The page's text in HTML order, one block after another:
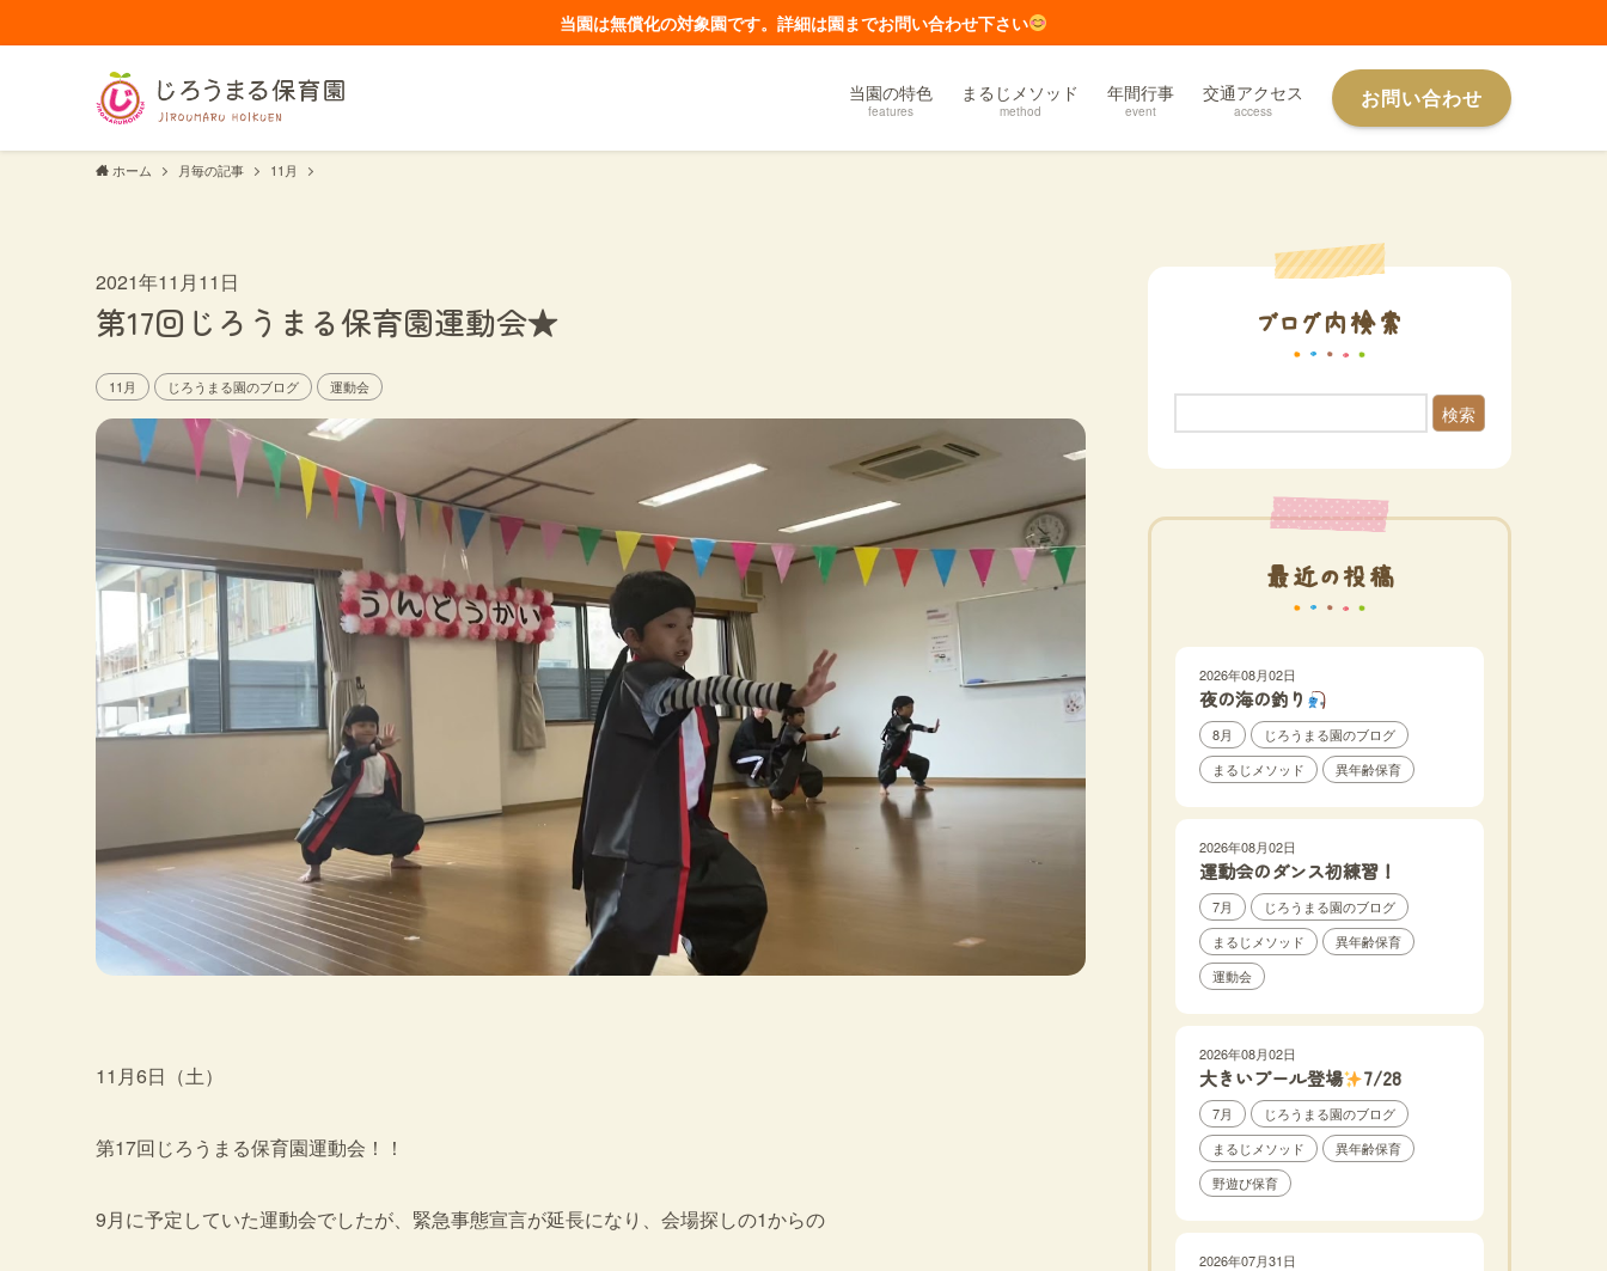
当園は無償化の対象園です。詳細は園までお問い合わせ下さい
当園の特色
features
まるじメソッド
method
年間行事
event
交通アクセス
access お問い合わせ
ホーム 月毎の記事 11月
2021年11月11日
第17回じろうまる保育園運動会★
11月 じろうまる園のブログ 運動会
11月6日（土）
第17回じろうまる保育園運動会！！
9月に予定していた運動会でしたが、緊急事態宣言が延長になり、会場探しの1からの
ブログ内検索
検索
最近の投稿
2026年08月02日
夜の海の釣り
8月
じろうまる園のブログ
まるじメソッド
異年齢保育
2026年08月02日
運動会のダンス初練習！
7月
じろうまる園のブログ
まるじメソッド
異年齢保育
運動会
2026年08月02日
大きいプール登場 7/28
7月
じろうまる園のブログ
まるじメソッド
異年齢保育
野遊び保育
2026年07月31日